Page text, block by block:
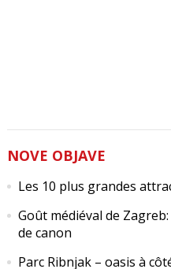
NOVE OBJAVE
Les 10 plus grandes
Goût médiéval de
de canon
Parc Ribnjak – oasis à